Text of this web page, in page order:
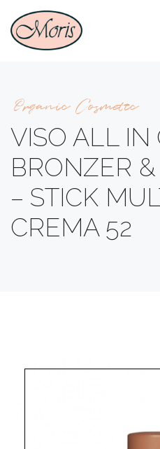
Organic Cosmetic
VISO ALL IN
BRONZER
– STICK
CREMA 52